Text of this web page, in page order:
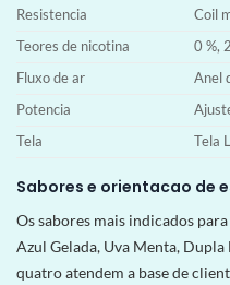
Resistencia
Coil
Teores de nicotina
0 %,
Fluxo de ar
Anel
Potencia
Tela
Tela
Sabores e orientacao de
Os sabores mais indicados
Azul Gelada, Uva Menta,
quatro atendem a base de